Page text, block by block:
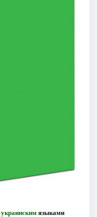
украинскимязыками